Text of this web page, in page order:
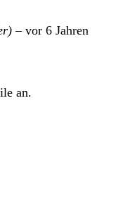
– vor 6 Jahren
an.